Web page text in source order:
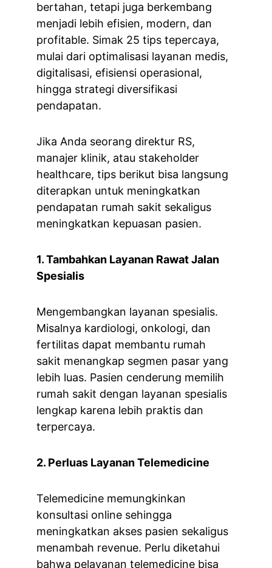
bertahan, tetapi juga berkembang
menjadi lebih efisien, modern, dan
profitable. Simak 25 tips tepercaya,
mulai dari optimalisasi layanan medis,
digitalisasi, efisiensi operasional,
hingga strategi diversifikasi
pendapatan.
Jika Anda seorang direktur RS,
manajer klinik, atau stakeholder
healthcare, tips berikut bisa langsung
diterapkan untuk meningkatkan
pendapatan rumah sakit sekaligus
meningkatkan kepuasan pasien.
1. Tambahkan Layanan Rawat Jalan
Spesialis
Mengembangkan layanan spesialis.
Misalnya kardiologi, onkologi, dan
fertilitas dapat membantu rumah
sakit menangkap segmen pasar yang
lebih luas. Pasien cenderung memilih
rumah sakit dengan layanan spesialis
lengkap karena lebih praktis dan
terpercaya.
2. Perluas Layanan Telemedicine
Telemedicine memungkinkan
konsultasi online sehingga
meningkatkan akses pasien sekaligus
menambah revenue. Perlu diketahui
bahwa pelayanan telemedicine bisa